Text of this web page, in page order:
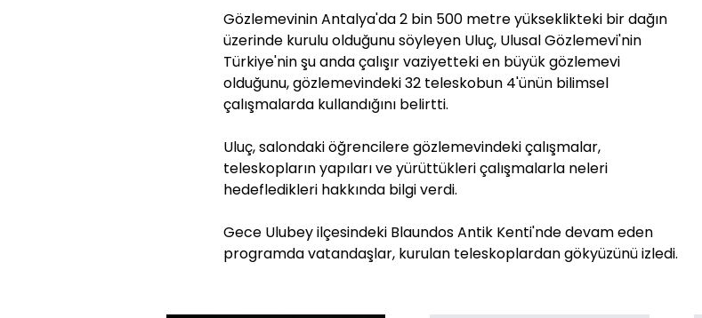
Gözlemevinin Antalya'da 2 bin 500 metre yükseklikteki bir dağın
üzerinde kurulu olduğunu söyleyen Uluç, Ulusal Gözlemevi'nin
Türkiye'nin şu anda çalışır vaziyetteki en büyük gözlemevi
olduğunu, gözlemevindeki 32 teleskobun 4'ünün bilimsel
çalışmalarda kullandığını belirtti.
Uluç, salondaki öğrencilere gözlemevindeki çalışmalar,
teleskopların yapıları ve yürüttükleri çalışmalarla neleri
hedefledikleri hakkında bilgi verdi.
Gece Ulubey ilçesindeki Blaundos Antik Kenti'nde devam eden
programda vatandaşlar, kurulan teleskoplardan gökyüzünü izledi.